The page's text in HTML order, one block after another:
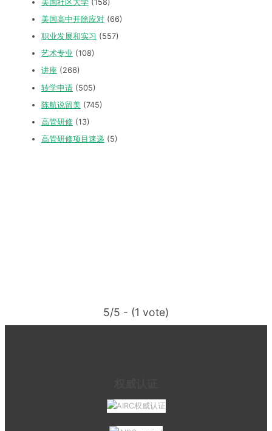
美国社区大学 (158)
美国高中开除应对 (66)
职业发展和实习 (557)
艺术专业 (108)
讲座 (266)
转学申请 (505)
陈航说留美 (745)
高管研修 (13)
高管研修项目速递 (5)
5/5 - (1 vote)